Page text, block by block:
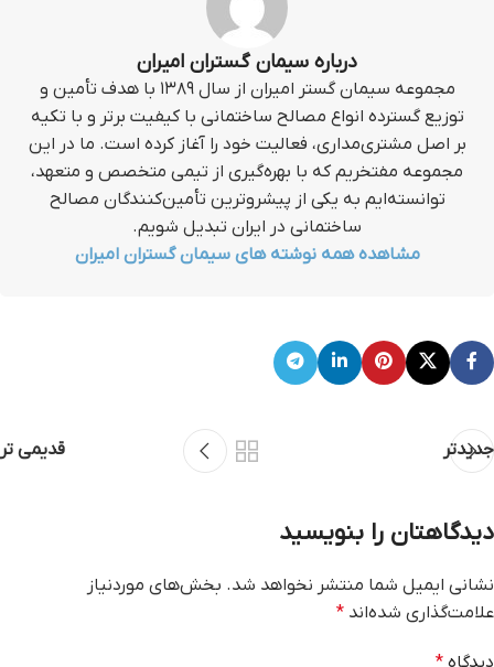
درباره سیمان گستران امیران
مجموعه سیمان گستر امیران از سال ۱۳۸۹ با هدف تأمین و
توزیع گسترده انواع مصالح ساختمانی با کیفیت برتر و با تکیه
بر اصل مشتری‌مداری، فعالیت خود را آغاز کرده است. ما در این
مجموعه مفتخریم که با بهره‌گیری از تیمی متخصص و متعهد،
توانسته‌ایم به یکی از پیشروترین تأمین‌کنندگان مصالح
ساختمانی در ایران تبدیل شویم.
مشاهده همه نوشته های سیمان گستران امیران
جدیدتر قدیمی تر
دیدگاهتان را بنویسید
نشانی ایمیل شما منتشر نخواهد شد. بخش‌های موردنیاز
علامت‌گذاری شده‌اند *
دیدگاه *